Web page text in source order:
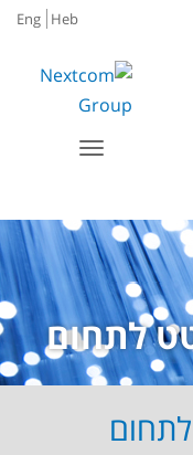
Eng Heb
תפריט
לתחום